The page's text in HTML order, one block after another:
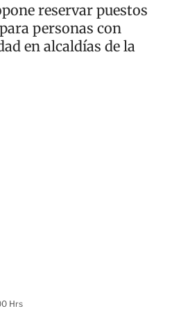
reservar puestos
personas con
en alcaldías de la
Hrs